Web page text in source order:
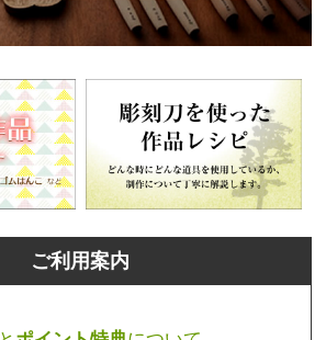
ご利用案内